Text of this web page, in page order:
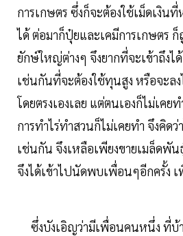
การเกษตร ซึ่งก็จะต้องใช้เม็ดเงิน
ได้ ต่อมาก็ปุ๋ยและเคมีการเกษตร
ยักษ์ใหญ่ต่างๆ จึงยากที่จะเข้าถึงไ
เช่นกันที่จะต้องใช้ทุนสูง หรือจะล
โดยตรงเองเลย แต่ตนเองก็ไม่เคย
การทำไร่ทำสวนก็ไม่เคยทำ จึงคิดว่
เช่นกัน จึงเหลือเพียงขายเมล็ดพั
จึงได้เข้าไปนัดพบเพื่อนๆอีกครั้ง
ซึ่งบังเอิญว่ามีเพื่อนคนหนึ่ง ที่บ้